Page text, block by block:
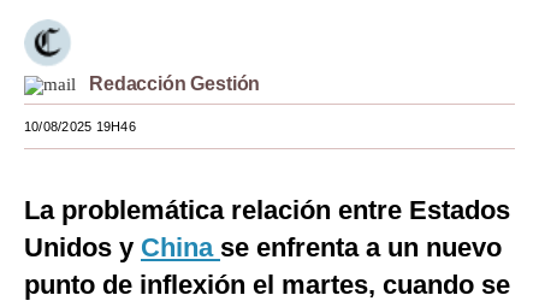
Mundo
EEUU
México
Internacional
Tecnología
Redacción Gestión
10/08/2025 19H46
La problemática relación entre Estados
Unidos y China se enfrenta a un nuevo
punto de inflexión el martes, cuando se